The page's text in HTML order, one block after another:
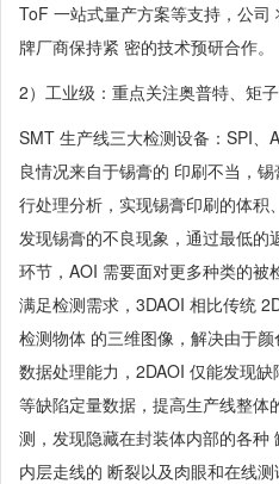
ToF 一站式量产方案等支持，公
牌厂商保持紧 密的技术预研合作。
2）工业级：重点关注奥普特、矩
SMT 生产线三大检测设备：SPI
良情况来自于锡膏的 印刷不当，
行处理分析，实现锡膏印刷的体
发现锡膏的不良现象，通过最低
环节，AOI 需要面对更多种类的
满足检测需求，3DAOI 相比传统
检测物体 的三维图像，解决由于
数据处理能力，2DAOI 仅能发现
等缺陷定量数据，提高生产线整体
测，发现隐藏在封装体内部的各
内层走线的 断裂以及肉眼和在线